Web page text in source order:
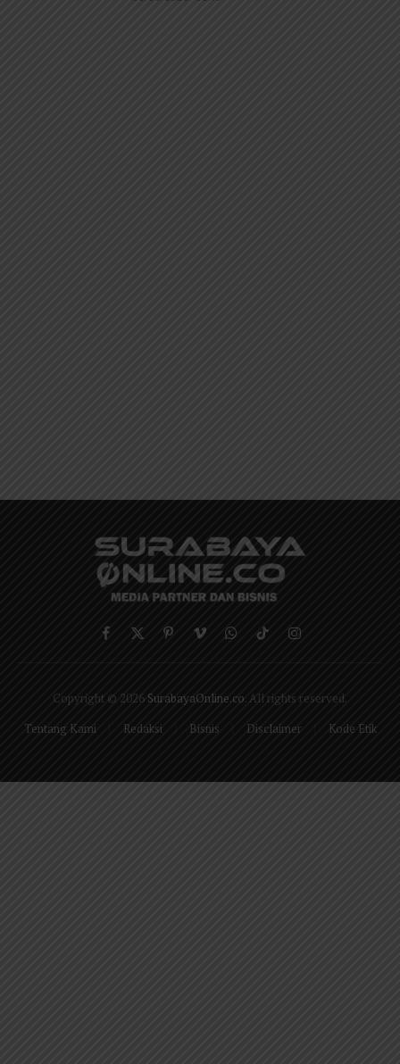
Facebook
X
PinterestVimeoWhatsApp
TikTokInstagram
Copyright © 2026 SurabayaOnline.co . All rights reserved.
Tentang Kami
Redaksi Bisnis Disclaimer Kode Etik